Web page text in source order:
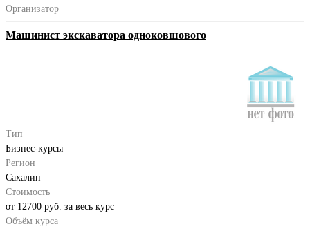
Организатор
Машинист экскаватора одноковшового
Тип
Бизнес-курсы
Регион
Сахалин
Стоимость
от 12700 руб. за весь курс
Объём курса